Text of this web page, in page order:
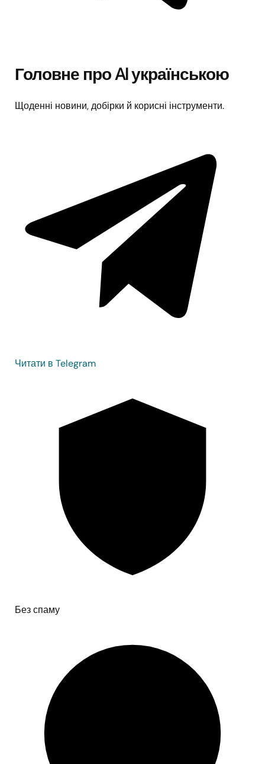
Головне про AI українською
Щоденні новини, добірки й корисні інструменти.
Читати в Telegram
Без спаму